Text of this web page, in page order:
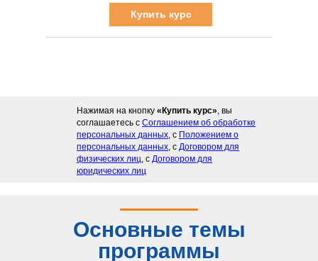
Купить курс
Нажимая на кнопку «Купить курс», вы
соглашаетесь с Соглашением об обработке
персональных данных, с Положением о
персональных данных, с Договором для
физических лиц, с Договором для
юридических лиц
Основные темы
программы